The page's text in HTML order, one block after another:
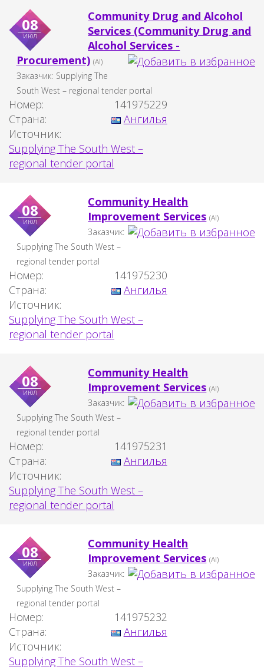
08
июл
Community Drug and Alcohol
Services (Community Drug and
Alcohol Services -
Procurement) (AI)
Заказчик: Supplying The
South West – regional tender portal
Номер:
141975229
Страна:
Ангилья
Источник:
Supplying The South West –
regional tender portal
08
июл
Community Health
Improvement Services (AI)
Заказчик:
Supplying The South West –
regional tender portal
Номер:
141975230
Страна:
Ангилья
Источник:
Supplying The South West –
regional tender portal
08
июл
Community Health
Improvement Services (AI)
Заказчик:
Supplying The South West –
regional tender portal
Номер:
141975231
Страна:
Ангилья
Источник:
Supplying The South West –
regional tender portal
08
июл
Community Health
Improvement Services (AI)
Заказчик:
Supplying The South West –
regional tender portal
Номер:
141975232
Страна:
Ангилья
Источник:
Supplying The South West –